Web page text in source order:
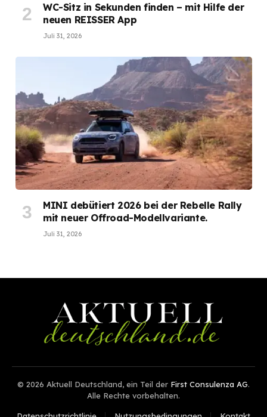
WC-Sitz in Sekunden finden – mit Hilfe der
neuen REISSER App
Juli 31, 2026
MINI debütiert 2026 bei der Rebelle Rally
mit neuer Offroad-Modellvariante.
Juli 31, 2026
© 2026 Aktuell Deutschland, ein Teil der First Consulenza AG.
Alle Rechte vorbehalten.